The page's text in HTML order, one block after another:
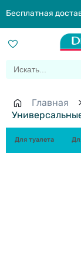
Бесплатная
Главная
Для туалета